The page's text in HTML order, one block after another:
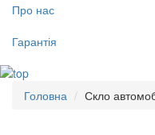
Про нас
Гарантія
Головна Скло